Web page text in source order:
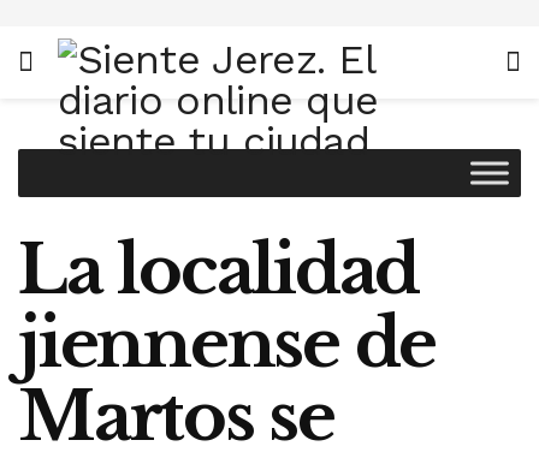
La localidad
jiennense de
Martos se